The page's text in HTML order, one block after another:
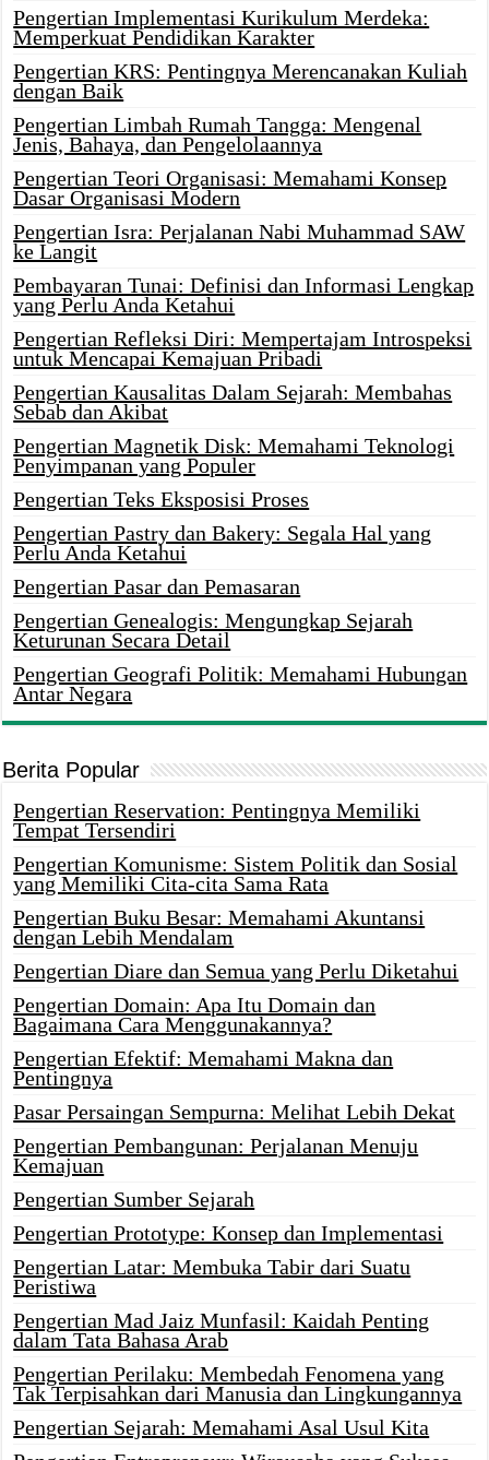
Pengertian Implementasi Kurikulum Merdeka:
Memperkuat Pendidikan Karakter
Pengertian KRS: Pentingnya Merencanakan Kuliah
dengan Baik
Pengertian Limbah Rumah Tangga: Mengenal
Jenis, Bahaya, dan Pengelolaannya
Pengertian Teori Organisasi: Memahami Konsep
Dasar Organisasi Modern
Pengertian Isra: Perjalanan Nabi Muhammad SAW
ke Langit
Pembayaran Tunai: Definisi dan Informasi Lengkap
yang Perlu Anda Ketahui
Pengertian Refleksi Diri: Mempertajam Introspeksi
untuk Mencapai Kemajuan Pribadi
Pengertian Kausalitas Dalam Sejarah: Membahas
Sebab dan Akibat
Pengertian Magnetik Disk: Memahami Teknologi
Penyimpanan yang Populer
Pengertian Teks Eksposisi Proses
Pengertian Pastry dan Bakery: Segala Hal yang
Perlu Anda Ketahui
Pengertian Pasar dan Pemasaran
Pengertian Genealogis: Mengungkap Sejarah
Keturunan Secara Detail
Pengertian Geografi Politik: Memahami Hubungan
Antar Negara
Berita Popular
Pengertian Reservation: Pentingnya Memiliki
Tempat Tersendiri
Pengertian Komunisme: Sistem Politik dan Sosial
yang Memiliki Cita-cita Sama Rata
Pengertian Buku Besar: Memahami Akuntansi
dengan Lebih Mendalam
Pengertian Diare dan Semua yang Perlu Diketahui
Pengertian Domain: Apa Itu Domain dan
Bagaimana Cara Menggunakannya?
Pengertian Efektif: Memahami Makna dan
Pentingnya
Pasar Persaingan Sempurna: Melihat Lebih Dekat
Pengertian Pembangunan: Perjalanan Menuju
Kemajuan
Pengertian Sumber Sejarah
Pengertian Prototype: Konsep dan Implementasi
Pengertian Latar: Membuka Tabir dari Suatu
Peristiwa
Pengertian Mad Jaiz Munfasil: Kaidah Penting
dalam Tata Bahasa Arab
Pengertian Perilaku: Membedah Fenomena yang
Tak Terpisahkan dari Manusia dan Lingkungannya
Pengertian Sejarah: Memahami Asal Usul Kita